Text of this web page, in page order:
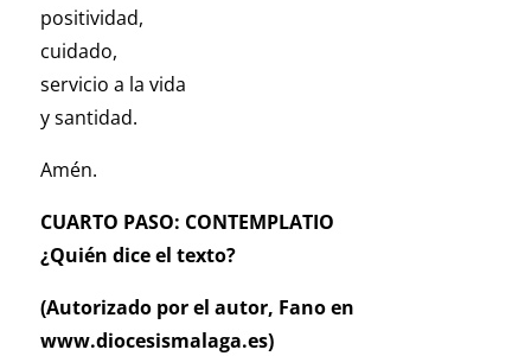
positividad,
cuidado,
servicio a la vida
y santidad.
Amén.
CUARTO PASO: CONTEMPLATIO
¿Quién dice el texto?
(Autorizado por el autor, Fano en
www.diocesismalaga.es)